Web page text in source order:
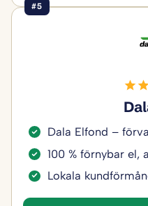
#5
Dala Elfond –
100 % förnybar el,
Lokala